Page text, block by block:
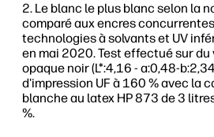
Le blanc le plus blanc selon la
comparé aux encres
technologies à solvants et UV
en mai 2020. Test effectué sur
opaque noir (L*:4,16 - a:0,48-
d'impression UF à 160 % avec la
blanche au latex HP 873 de 3
%.